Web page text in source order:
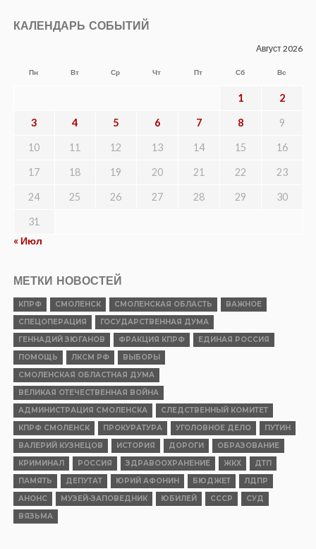
КАЛЕНДАРЬ СОБЫТИЙ
Август 2026
Пн Вт Ср Чт Пт Сб Вс
1 2
3 4 5 6 7 8 9
10 11 12 13 14 15 16
17 18 19 20 21 22 23
24 25 26 27 28 29 30
31
« Июл
МЕТКИ НОВОСТЕЙ
КПРФ СМОЛЕНСК СМОЛЕНСКАЯ ОБЛАСТЬ
ВАЖНОЕ
СПЕЦОПЕРАЦИЯ
ГОСУДАРСТВЕННАЯ ДУМА
ГЕННАДИЙ ЗЮГАНОВ
ФРАКЦИЯ КПРФ
ЕДИНАЯ РОССИЯ
ПОМОЩЬ
ЛКСМ РФ
ВЫБОРЫ
СМОЛЕНСКАЯ ОБЛАСТНАЯ ДУМА
ВЕЛИКАЯ ОТЕЧЕСТВЕННАЯ ВОЙНА
АДМИНИСТРАЦИЯ СМОЛЕНСКА
СЛЕДСТВЕННЫЙ КОМИТЕТ
КПРФ СМОЛЕНСК
ПРОКУРАТУРА УГОЛОВНОЕ ДЕЛО
ПУТИН
ВАЛЕРИЙ КУЗНЕЦОВ
ИСТОРИЯ ДОРОГИ
ОБРАЗОВАНИЕ
КРИМИНАЛ
РОССИЯ ЗДРАВООХРАНЕНИЕ ЖКХ
ДТП
ПАМЯТЬ
ДЕПУТАТ ЮРИЙ АФОНИН БЮДЖЕТ
ЛДПР
АНОНС
МУЗЕЙ-ЗАПОВЕДНИК ЮБИЛЕЙ СССР
СУД
ВЯЗЬМА